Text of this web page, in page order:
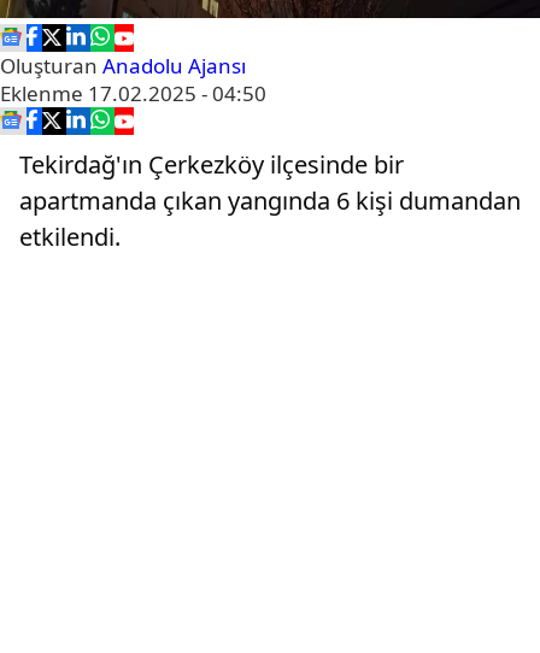
Oluşturan Anadolu Ajansı
Eklenme 17.02.2025 - 04:50
Tekirdağ'ın Çerkezköy ilçesinde bir
apartmanda çıkan yangında 6 kişi dumandan
etkilendi.